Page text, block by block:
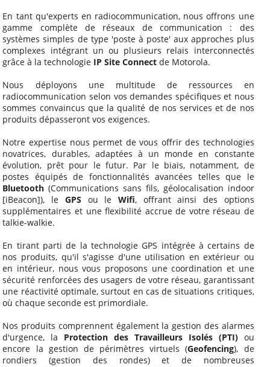
En tant qu'experts en radiocommunication, nous offrons une
gamme complète de réseaux de communication : des
systèmes simples de type 'poste à poste' aux approches plus
complexes intégrant un ou plusieurs relais interconnectés
grâce à la technologie IP Site Connect de Motorola.
Nous déployons une multitude de ressources en
radiocommunication selon vos demandes spécifiques et nous
sommes convaincus que la qualité de nos services et de nos
produits dépasseront vos exigences.
Notre expertise nous permet de vous offrir des technologies
novatrices, durables, adaptées à un monde en constante
évolution, prêt pour le futur. Par le biais, notamment, de
postes équipés de fonctionnalités avancées telles que le
Bluetooth (Communications sans fils, géolocalisation indoor
[iBeacon]), le GPS ou le Wifi, offrant ainsi des options
supplémentaires et une flexibilité accrue de votre réseau de
talkie-walkie.
En tirant parti de la technologie GPS intégrée à certains de
nos produits, qu'il s'agisse d'une utilisation en extérieur ou
en intérieur, nous vous proposons une coordination et une
sécurité renforcées des usagers de votre réseau, garantissant
une réactivité optimale, surtout en cas de situations critiques,
où chaque seconde est primordiale.
Nos produits comprennent également la gestion des alarmes
d'urgence, la Protection des Travailleurs Isolés (PTI)ou
encore la gestion de périmètres virtuels (Geofencing), de
rondiers (gestion des rondes) et de nombreuses